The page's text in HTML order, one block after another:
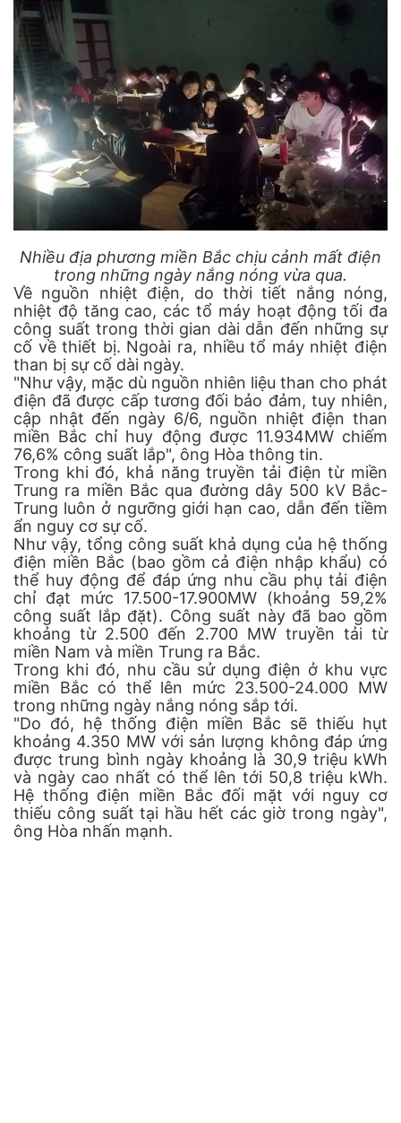
Nhiều địa phương miền Bắc chịu cảnh mất điện
trong những ngày nắng nóng vừa qua.
Về nguồn nhiệt điện, do thời tiết nắng nóng,
nhiệt độ tăng cao, các tổ máy hoạt động tối đa
công suất trong thời gian dài dẫn đến những sự
cố về thiết bị. Ngoài ra, nhiều tổ máy nhiệt điện
than bị sự cố dài ngày.
"Như vậy, mặc dù nguồn nhiên liệu than cho phát
điện đã được cấp tương đối bảo đảm, tuy nhiên,
cập nhật đến ngày 6/6, nguồn nhiệt điện than
miền Bắc chỉ huy động được 11.934MW chiếm
76,6% công suất lắp", ông Hòa thông tin.
Trong khi đó, khả năng truyền tải điện từ miền
Trung ra miền Bắc qua đường dây 500 kV Bắc-
Trung luôn ở ngưỡng giới hạn cao, dẫn đến tiềm
ẩn nguy cơ sự cố.
Như vậy, tổng công suất khả dụng của hệ thống
điện miền Bắc (bao gồm cả điện nhập khẩu) có
thể huy động để đáp ứng nhu cầu phụ tải điện
chỉ đạt mức 17.500-17.900MW (khoảng 59,2%
công suất lắp đặt). Công suất này đã bao gồm
khoảng từ 2.500 đến 2.700 MW truyền tải từ
miền Nam và miền Trung ra Bắc.
Trong khi đó, nhu cầu sử dụng điện ở khu vực
miền Bắc có thể lên mức 23.500-24.000 MW
trong những ngày nắng nóng sắp tới.
"Do đó, hệ thống điện miền Bắc sẽ thiếu hụt
khoảng 4.350 MW với sản lượng không đáp ứng
được trung bình ngày khoảng là 30,9 triệu kWh
và ngày cao nhất có thể lên tới 50,8 triệu kWh.
Hệ thống điện miền Bắc đối mặt với nguy cơ
thiếu công suất tại hầu hết các giờ trong ngày",
ông Hòa nhấn mạnh.